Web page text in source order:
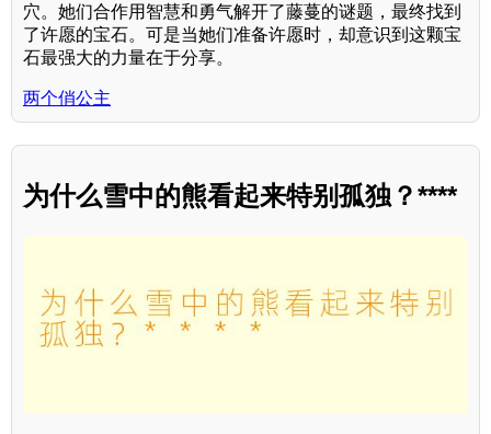
穴。她们合作用智慧和勇气解开了藤蔓的谜题，最终找到
了许愿的宝石。可是当她们准备许愿时，却意识到这颗宝
石最强大的力量在于分享。
两个俏公主
为什么雪中的熊看起来特别孤独？****